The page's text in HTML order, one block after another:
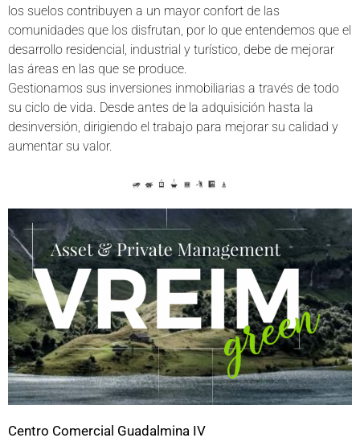
los suelos contribuyen a un mayor confort de las
comunidades que los disfrutan, por lo que entendemos que el
desarrollo residencial, industrial y turístico, debe de mejorar
las áreas en las que se produce.
Gestionamos sus inversiones inmobiliarias a través de todo
su ciclo de vida. Desde antes de la adquisición hasta la
desinversión, dirigiendo el trabajo para mejorar su calidad y
aumentar su valor.
Centro Comercial Guadalmina IV